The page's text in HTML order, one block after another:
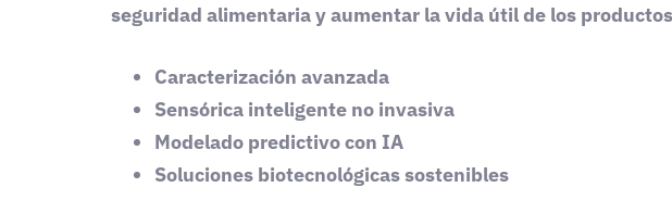
seguridad alimentaria y aumentar la vida útil de los productos
Caracterización avanzada
Sensórica inteligente no invasiva
Modelado predictivo con IA
Soluciones biotecnológicas sostenibles